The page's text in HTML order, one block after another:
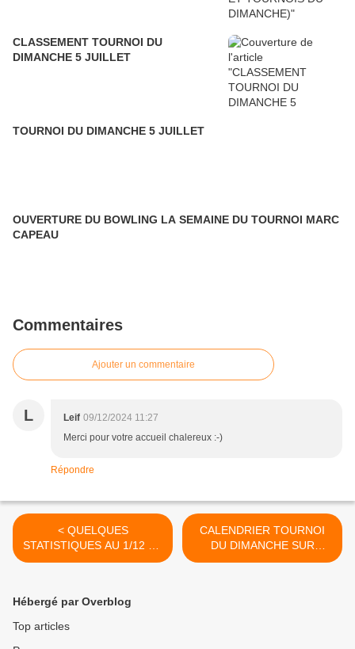
CLASSEMENT TOURNOI DU
DIMANCHE 5 JUILLET
TOURNOI DU DIMANCHE 5 JUILLET
OUVERTURE DU BOWLING LA SEMAINE DU TOURNOI MARC
CAPEAU
Commentaires
Ajouter un commentaire
L Leif 09/12/2024 11:27
Merci pour votre accueil chalereux :-)
Répondre
< QUELQUES
STATISTIQUES AU 1/12 ET
MAJ DU 7/11 (EN ROUGE)
CALENDRIER TOURNOI
DU DIMANCHE SUR
PERTUIS >
Hébergé par Overblog
Top articles